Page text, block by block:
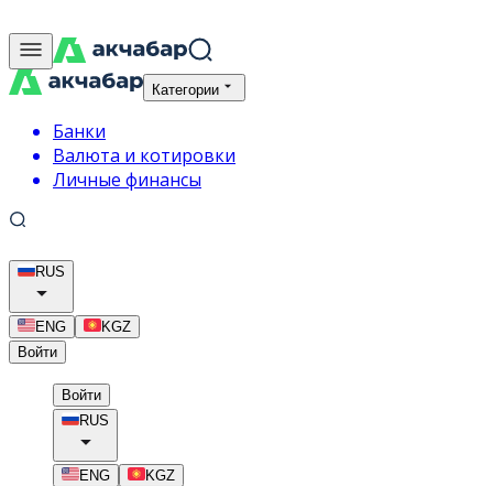
Категории
Банки
Валюта и котировки
Личные финансы
RUS
ENG
KGZ
Войти
Войти
RUS
ENG KGZ